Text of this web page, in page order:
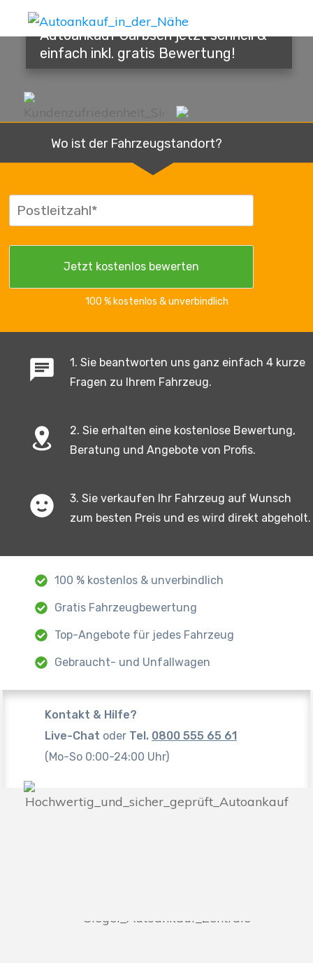
Autoankauf Garbsen jetzt schnell &
einfach inkl. gratis Bewertung!
Wo ist der Fahrzeugstandort?
100 % kostenlos & unverbindlich
1. Sie beantworten uns ganz einfach 4 kurze
Fragen zu Ihrem Fahrzeug.
2. Sie erhalten eine kostenlose Bewertung,
Beratung und Angebote von Profis.
3. Sie verkaufen Ihr Fahrzeug auf Wunsch
zum besten Preis und es wird direkt abgeholt.
100 % kostenlos & unverbindlich
Gratis Fahrzeugbewertung
Top-Angebote für jedes Fahrzeug
Gebraucht- und Unfallwagen
Kontakt & Hilfe?
Live-Chat oderTel. 0800 555 65 61
(Mo-So 0:00-24:00 Uhr)